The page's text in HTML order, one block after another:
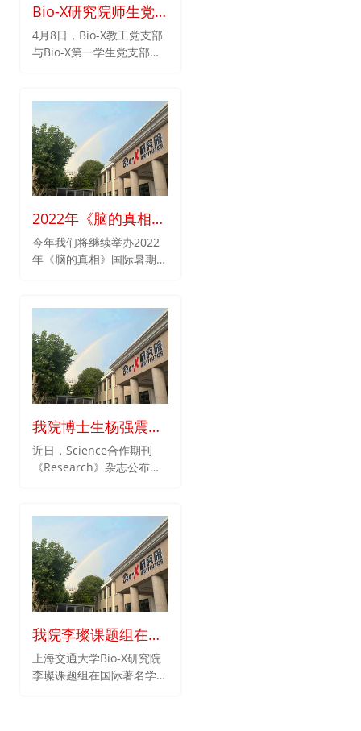
international university
in China. SJTU enjoys an
ever-increasing level of
technological innovation.
Bio-X研究院师生党
支部联建举行 “师生
携手，同心抗疫”主题
4月8日，Bio-X教工党支部
与Bio-X第一学生党支部及
题党日活动，会议以线上方
式进行。Bio-X教工党支部
书记顾建平、副书记李兴
旺、第一学生党支部书记陈
志堂、第二学生党支部书记
蒋碧轩、院党委委员王鑫及
议由支部副书记李兴旺主
持。
2022年《脑的真相》
国际暑期学校
今年我们将继续举办2022
年《脑的真相》国际暑期学
生、博士后及专家学者参
与。
我院博士生杨强震、
师咏勇教授论文获评
《Research》杂志
近日，Science合作期刊
《Research》杂志公布了
勇教授的论文“Structural
Analysis of the SARS-
CoV-2 Omicron Variant
Proteins”名列其中。
我院李璨课题组在纳
米药物递送载体领域
取得新进展
上海交通大学Bio-X研究院
李璨课题组在国际著名学术